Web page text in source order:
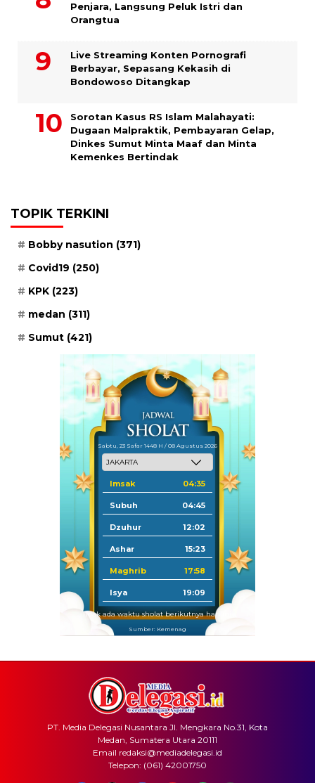
Penjara, Langsung Peluk Istri dan
Orangtua
Live Streaming Konten Pornografi
Berbayar, Sepasang Kekasih di
Bondowoso Ditangkap
Sorotan Kasus RS Islam Malahayati:
Dugaan Malpraktik, Pembayaran Gelap,
Dinkes Sumut Minta Maaf dan Minta
Kemenkes Bertindak
TOPIK TERKINI
Bobby nasution (371)
Covid19 (250)
KPK (223)
medan (311)
Sumut (421)
Sabtu, 23 Safar 1448 H / 08 Agustus 2026
Imsak 04:35
Subuh 04:45
Dzuhur 12:02
Ashar 15:23
Maghrib 17:58
Isya 19:09
Tidak ada waktu sholat berikutnya hari ini.
Sumber: Kemenag
PT. Media Delegasi Nusantara Jl. Mengkara No.31, Kota
Medan, Sumatera Utara 20111
Email redaksi@mediadelegasi.id
Telepon: (061) 42001750